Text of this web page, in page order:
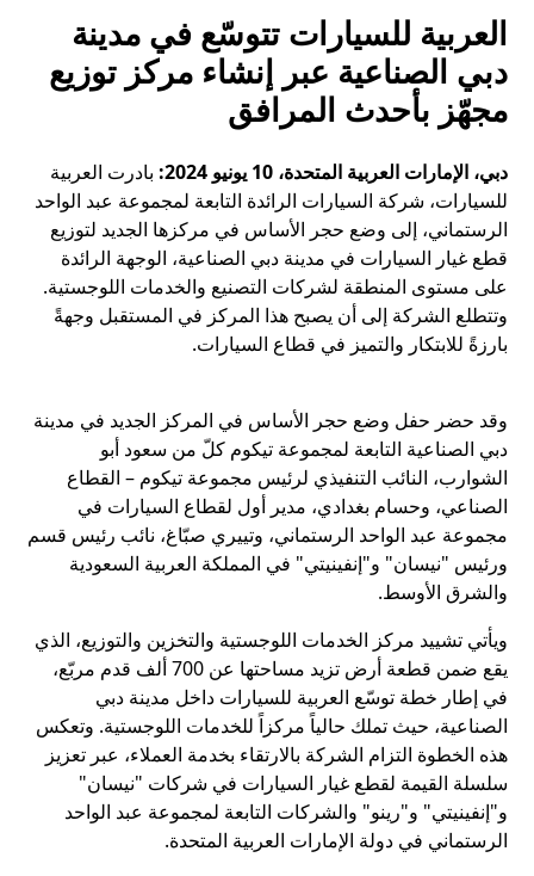
العربية للسيارات تتوسّع في مدينة
دبي الصناعية عبر إنشاء مركز توزيع
مجهّز بأحدث المرافق
دبي، الإمارات العربية المتحدة، 10 يونيو 2024:
بادرت العربية
للسيارات، شركة السيارات الرائدة التابعة لمجموعة عبد الواحد
الرستماني، إلى وضع حجر الأساس في مركزها الجديد لتوزيع
قطع غيار السيارات في مدينة دبي الصناعية، الوجهة الرائدة
على مستوى المنطقة لشركات التصنيع والخدمات اللوجستية.
وتتطلع الشركة إلى أن يصبح هذا المركز في المستقبل وجهةً
بارزةً للابتكار والتميز في قطاع السيارات.
وقد حضر حفل وضع حجر الأساس في المركز الجديد في مدينة
دبي الصناعية التابعة لمجموعة تيكوم كلّ من سعود أبو
الشوارب، النائب التنفيذي لرئيس مجموعة تيكوم – القطاع
الصناعي، وحسام بغدادي، مدير أول لقطاع السيارات في
مجموعة عبد الواحد الرستماني، وتييري صبّاغ، نائب رئيس قسم
ورئيس "نيسان" و"إنفينيتي" في المملكة العربية السعودية
والشرق الأوسط.
ويأتي تشييد مركز الخدمات اللوجستية والتخزين والتوزيع، الذي
يقع ضمن قطعة أرض تزيد مساحتها عن 700 ألف قدم مربّع،
في إطار خطة توسّع العربية للسيارات داخل مدينة دبي
الصناعية، حيث تملك حالياً مركزاً للخدمات اللوجستية. وتعكس
هذه الخطوة التزام الشركة بالارتقاء بخدمة العملاء، عبر تعزيز
سلسلة القيمة لقطع غيار السيارات في شركات "نيسان"
و"إنفينيتي" و"رينو" والشركات التابعة لمجموعة عبد الواحد
الرستماني في دولة الإمارات العربية المتحدة.